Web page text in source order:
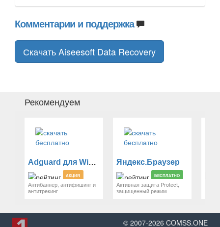
Комментарии и поддержка
Скачать Aiseesoft Data Recovery
Рекомендуем
Adguard для Windows
АКЦИЯ
Антибаннер, антифишинг и
антитрекинг
Яндекс.Браузер
БЕСПЛАТНО
Активная защита Protect,
защищенный режим
© 2007-2026 COMSS.ONE